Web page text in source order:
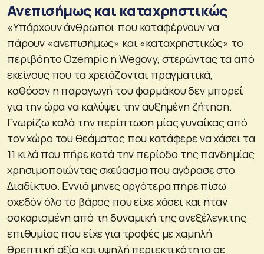
Ανεπισήμως και καταχρηστικώς
«Υπάρχουν άνθρωποι που καταφέρνουν να
πάρουν «ανεπισήμως» και «καταχρηστικώς» το
περιβόητο Ozempic ή Wegovy, στερώντας τα από
εκείνους που τα χρειάζονται πραγματικά,
καθόσον η παραγωγή του φαρμάκου δεν μπορεί
για την ώρα να καλύψει την αυξημένη ζήτηση.
Γνωρίζω καλά την περίπτωση μίας γυναίκας από
τον χώρο του θεάματος που κατάφερε να χάσει τα
11 κιλά που πήρε κατά την περίοδο της πανδημίας
χρησιμοποιώντας σκεύασμα που αγόρασε στο
Διαδίκτυο. Εννιά μήνες αργότερα πήρε πίσω
σχεδόν όλο το βάρος που είχε χάσει και ήταν
σοκαρισμένη από τη δυναμική της ανεξέλεγκτης
επιθυμίας που είχε για τροφές με χαμηλή
θρεπτική αξία και υψηλή περιεκτικότητα σε